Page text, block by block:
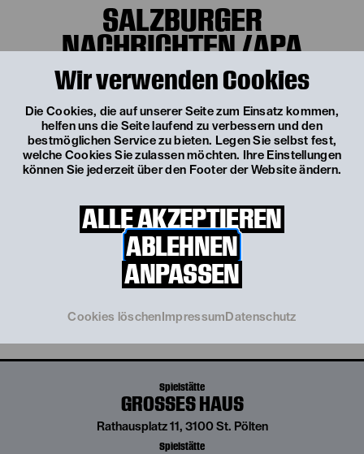
Wir verwenden Cookies
Die Cookies, die auf unserer Seite zum Einsatz kommen,
helfen uns die Seite laufend zu verbessern und den
bestmöglichen Service zu bieten. Legen Sie selbst fest,
welche Cookies Sie zulassen möchten. Ihre Einstellungen
können Sie jederzeit über den Footer der Website ändern.
ALLE AKZEPTIEREN
ABLEHNEN
ANPASSEN
Cookies löschen Impressum Datenschutz
SALZBURGER
NACHRICHTEN /APA
„Die eigentliche Atmosphäre trägt allerdings der
Mona Matbou Riahi, die einen magischen Mix aus
elektronischen und klassischen Elementen zaubert und
den Jelinek‘schen Sprachklang kongenial rhythmisiert."
Spielstätte
GROSSES HAUS
Rathausplatz 11, 3100 St. Pölten
Spielstätte